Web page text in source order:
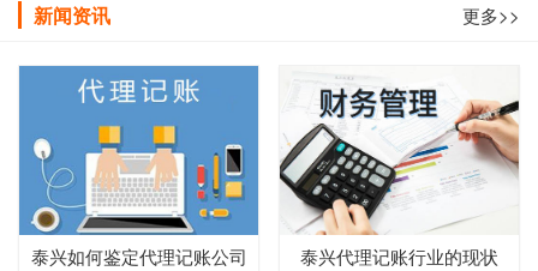
新闻资讯 更多>>
泰兴如何鉴定代理记账公司
泰兴代理记账行业的现状